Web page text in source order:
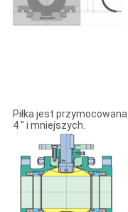
Piłka jest
4 ′′ i mniejszych.